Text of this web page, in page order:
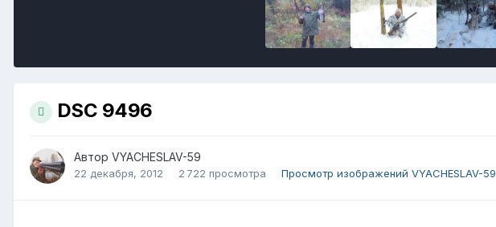
DSC 9496
Автор VYACHESLAV-59
22 декабря, 2012 2 722 просмотра Просмотр изображений VYACHESLAV-59